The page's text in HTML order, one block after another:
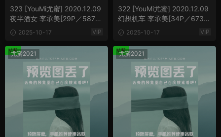
323 [YouMi尤蜜] 2020.12.09
夜半酒女 李承美[29P／587M
B] 2025-10-17 VIP
322 [YouMi尤蜜] 2020.12.09
幻想机车 李承美[34P／673M
B] 2025-10-17 VIP
尤蜜2021
VIP 尤蜜2021
VIP